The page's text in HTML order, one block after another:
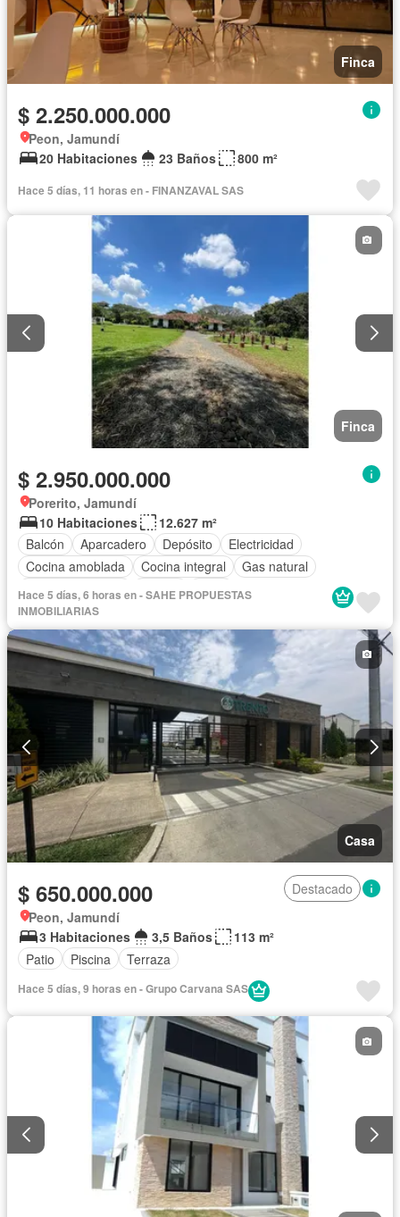
Finca
$ 2.250.000.000
Peon, Jamundí
20 Habitaciones
23 Baños 800 m²
Hace 5 días, 11 horas en - FINANZAVAL SAS
Finca
$ 2.950.000.000
Porerito, Jamundí
10 Habitaciones
12.627 m²
Balcón
Aparcadero Depósito
Electricidad
Cocina amoblada
Cocina integral
Gas natural
Vista panorámica
Piscina Agua
Hace 5 días, 6 horas en - SAHE PROPUESTAS
INMOBILIARIAS
Casa
$ 650.000.000
Destacado
Peon, Jamundí
3 Habitaciones
3,5 Baños
113 m²
Patio
Piscina Terraza
Hace 5 días, 9 horas en - Grupo Carvana SAS